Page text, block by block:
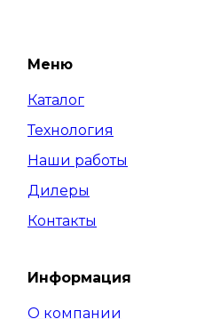
Меню
Каталог
Технология
Наши работы
Дилеры
Контакты
Информация
О компании